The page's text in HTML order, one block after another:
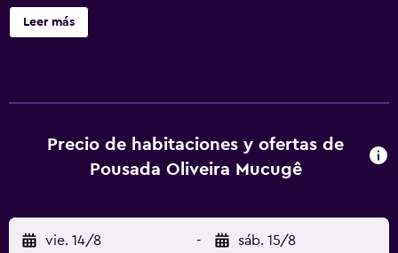
habitaciones familiares. En la posada u hostería, las
habitaciones están equipadas con armario, TV de pantalla
Leer más
Precio de habitaciones y ofertas de
Pousada Oliveira Mucugê
vie. 14/8 - sáb. 15/8